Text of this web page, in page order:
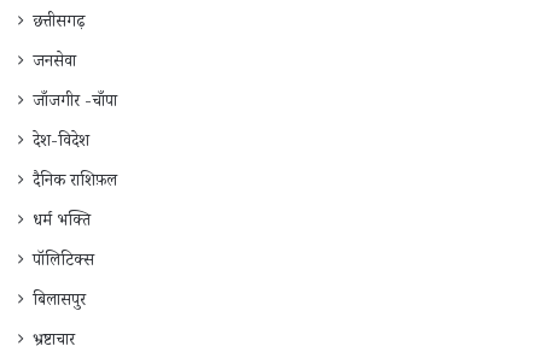
छत्तीसगढ़
जनसेवा
जाँजगीर -चाँपा
देश-विदेश
दैनिक राशिफ़ल
धर्म भक्ति
पॉलिटिक्स
बिलासपुर
भ्रष्टाचार